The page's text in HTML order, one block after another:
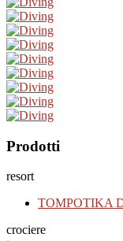
Prodotti
resort
TOMPOTIKA
crociere